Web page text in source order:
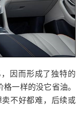
因而形成了独特的
一样的没它省油。
不好都难，后续或